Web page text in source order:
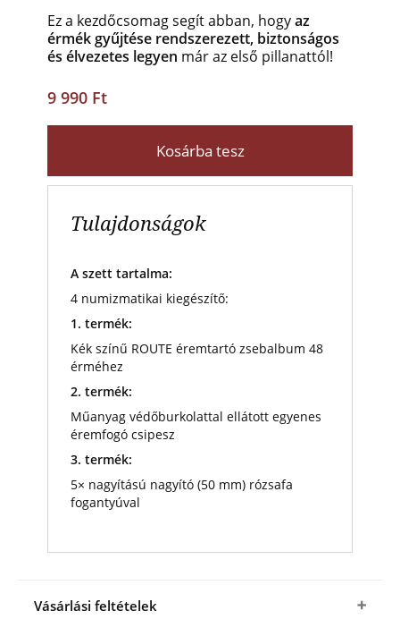
Ez a kezdőcsomag segít abban, hogyaz
érmék gyűjtése rendszerezett, biztonságos
és élvezetes legyen már az első pillanattól!
9 990 Ft
Kosárba tesz
Tulajdonságok
A szett tartalma:
4 numizmatikai kiegészítő:
1. termék:
Kék színű ROUTE éremtartó zsebalbum 48
érméhez
2. termék:
Műanyag védőburkolattal ellátott egyenes
éremfogó csipesz
3. termék:
5× nagyítású nagyító (50 mm) rózsafa
fogantyúval
Vásárlási feltételek